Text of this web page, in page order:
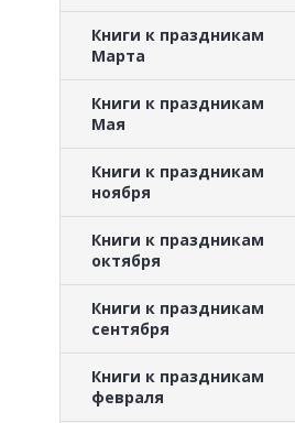
Книги к праздникам
Марта
Книги к праздникам
Мая
Книги к праздникам
ноября
Книги к праздникам
октября
Книги к праздникам
сентября
Книги к праздникам
февраля